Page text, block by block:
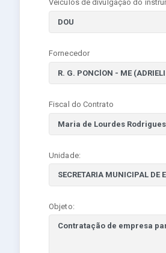
Veículos de divulgação do
Fornecedor
Fiscal do Contrato
Unidade:
Objeto: